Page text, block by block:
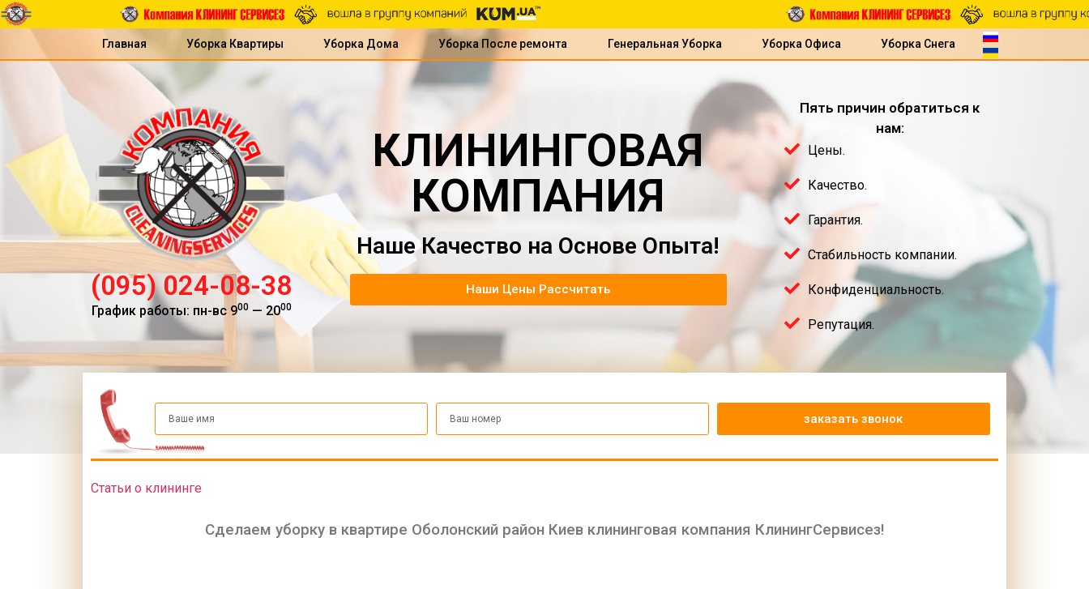
Главная Уборка Квартиры Уборка Дома Уборка После ремонта Генеральная Уборка Уборка Офиса Уборка Снега
(095) 024-08-38
График работы: пн-вс 900— 2000
КЛИНИНГОВАЯ
КОМПАНИЯ
Наше Качество на Основе Опыта!
Наши Цены Рассчитать
Пять причин обратиться к
нам:
Цены.
Качество.
Гарантия.
Стабильность компании.
Конфиденциальность.
Репутация.
заказать звонок
Статьи о клининге
Сделаем уборку в квартире Оболонский район Киев клининговая компания КлинингСервисез!